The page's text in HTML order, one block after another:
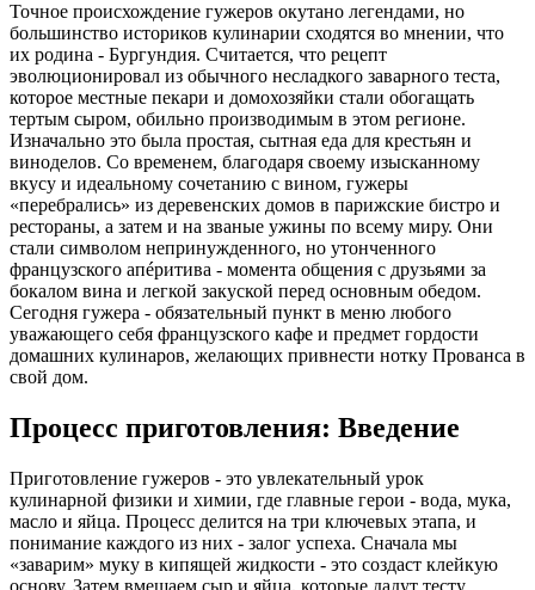
Точное происхождение гужеров окутано легендами, но
большинство историков кулинарии сходятся во мнении, что
их родина - Бургундия. Считается, что рецепт
эволюционировал из обычного несладкого заварного теста,
которое местные пекари и домохозяйки стали обогащать
тертым сыром, обильно производимым в этом регионе.
Изначально это была простая, сытная еда для крестьян и
виноделов. Со временем, благодаря своему изысканному
вкусу и идеальному сочетанию с вином, гужеры
«перебрались» из деревенских домов в парижские бистро и
рестораны, а затем и на званые ужины по всему миру. Они
стали символом непринужденного, но утонченного
французского апéритива - момента общения с друзьями за
бокалом вина и легкой закуской перед основным обедом.
Сегодня гужера - обязательный пункт в меню любого
уважающего себя французского кафе и предмет гордости
домашних кулинаров, желающих привнести нотку Прованса в
свой дом.
Процесс приготовления: Введение
Приготовление гужеров - это увлекательный урок
кулинарной физики и химии, где главные герои - вода, мука,
масло и яйца. Процесс делится на три ключевых этапа, и
понимание каждого из них - залог успеха. Сначала мы
«заварим» муку в кипящей жидкости - это создаст клейкую
основу. Затем вмешаем сыр и яйца, которые дадут тесту